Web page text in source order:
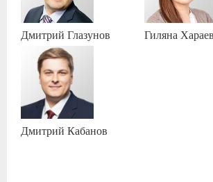
Дмитрий Глазунов Гиляна
Дмитрий Кабанов